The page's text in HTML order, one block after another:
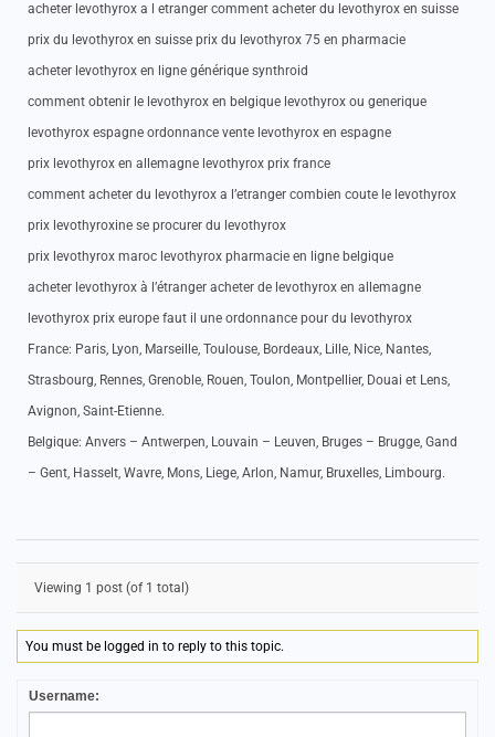
acheter levothyrox a l etranger comment acheter du levothyrox en suisse
prix du levothyrox en suisse prix du levothyrox 75 en pharmacie
acheter levothyrox en ligne générique synthroid
comment obtenir le levothyrox en belgique levothyrox ou generique
levothyrox espagne ordonnance vente levothyrox en espagne
prix levothyrox en allemagne levothyrox prix france
comment acheter du levothyrox a l’etranger combien coute le levothyrox
prix levothyroxine se procurer du levothyrox
prix levothyrox maroc levothyrox pharmacie en ligne belgique
acheter levothyrox à l’étranger acheter de levothyrox en allemagne
levothyrox prix europe faut il une ordonnance pour du levothyrox
France: Paris, Lyon, Marseille, Toulouse, Bordeaux, Lille, Nice, Nantes,
Strasbourg, Rennes, Grenoble, Rouen, Toulon, Montpellier, Douai et Lens,
Avignon, Saint-Etienne.
Belgique: Anvers – Antwerpen, Louvain – Leuven, Bruges – Brugge, Gand
– Gent, Hasselt, Wavre, Mons, Liege, Arlon, Namur, Bruxelles, Limbourg.
Viewing 1 post (of 1 total)
You must be logged in to reply to this topic.
Username: